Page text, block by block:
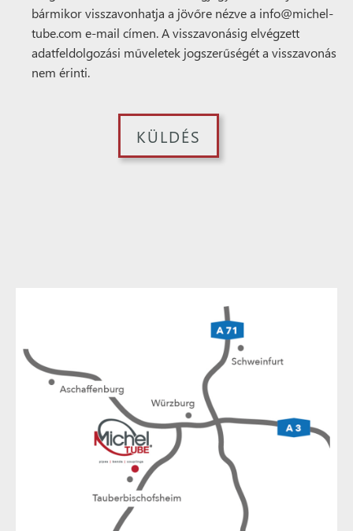
bármikor visszavonhatja a jövőre nézve a info@michel-
tube.com e-mail címen. A visszavonásig elvégzett
adatfeldolgozási műveletek jogszerűségét a visszavonás
nem érinti.